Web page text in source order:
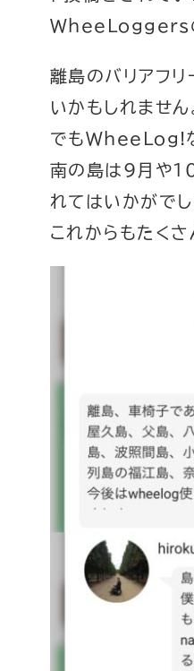
WheeLoggersの
離島のバリアフ
いかもしれません
でもWheeLog!な
南の島は9月や
れてはいかがで
これからもたく